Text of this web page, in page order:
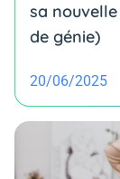
sa
de génie)
20/06/2025